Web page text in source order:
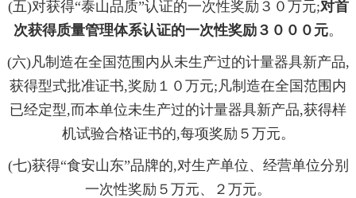
(五)对获得“泰山品质”认证的一次性奖励３０万元;对首
次获得质量管理体系认证的一次性奖励３０００元。
(六)凡制造在全国范围内从未生产过的计量器具新产品,
获得型式批准证书,奖励１０万元;凡制造在全国范围内
已经定型,而本单位未生产过的计量器具新产品,获得样
机试验合格证书的,每项奖励５万元。
(七)获得“食安山东”品牌的,对生产单位、经营单位分别
一次性奖励５万元、２万元。